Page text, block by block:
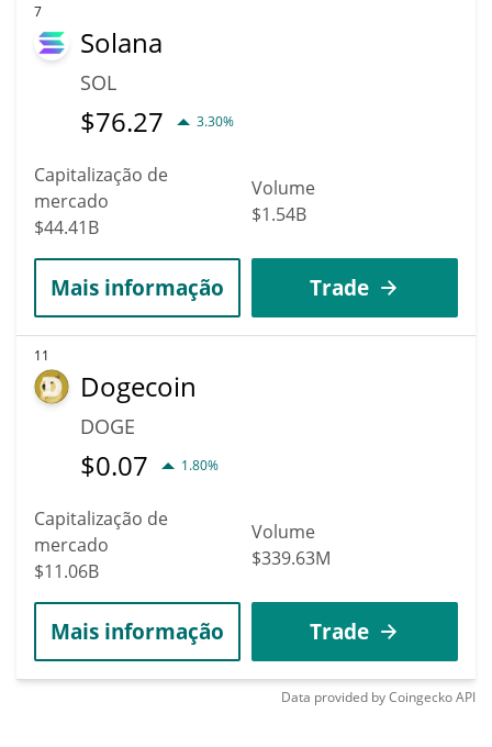
7
Solana
SOL
$76.27 3.30%
Capitalização de
mercado
$44.41B
Volume
$1.54B
Mais informação Trade
11
Dogecoin
DOGE
$0.07 1.80%
Capitalização de
mercado
$11.06B
Volume
$339.63M
Mais informação Trade
Data provided byCoingeckoAPI